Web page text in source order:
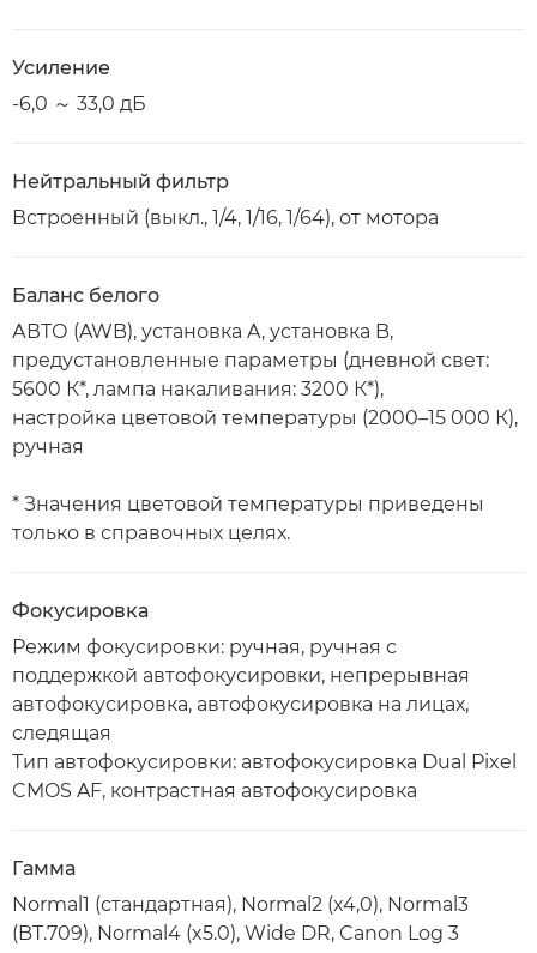
Усиление
-6,0 ～ 33,0 дБ
Нейтральный фильтр
Встроенный (выкл., 1/4, 1/16, 1/64), от мотора
Баланс белого
АВТО (AWB), установка A, установка B,
предустановленные параметры (дневной свет:
5600 К*, лампа накаливания: 3200 К*),
настройка цветовой температуры (2000–15 000 К),
ручная
* Значения цветовой температуры приведены
только в справочных целях.
Фокусировка
Режим фокусировки: ручная, ручная с
поддержкой автофокусировки, непрерывная
автофокусировка, автофокусировка на лицах,
следящая
Тип автофокусировки: автофокусировка Dual Pixel
CMOS AF, контрастная автофокусировка
Гамма
Normal1 (стандартная), Normal2 (x4,0), Normal3
(BT.709), Normal4 (x5.0), Wide DR, Canon Log 3